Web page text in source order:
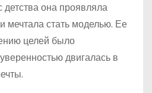
детства она проявляла
мечтала стать моделью. Ее
целей было
двигалась в